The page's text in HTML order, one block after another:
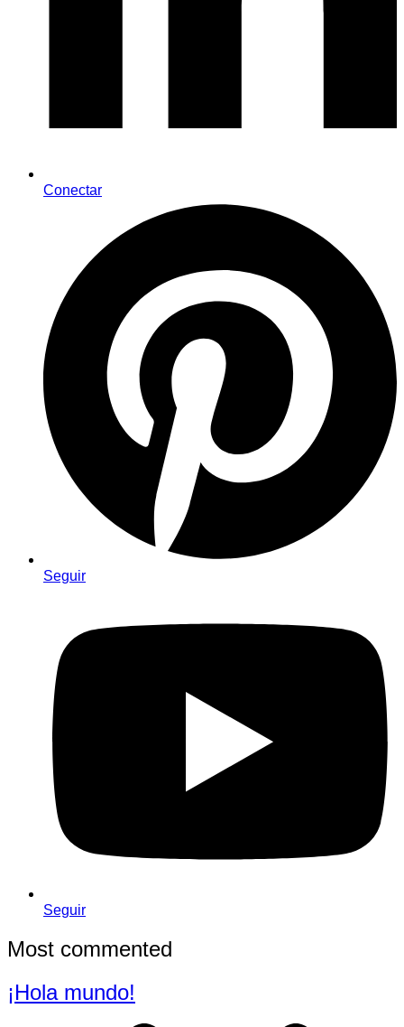
Conectar
Seguir
Seguir
Most commented
¡Hola mundo!